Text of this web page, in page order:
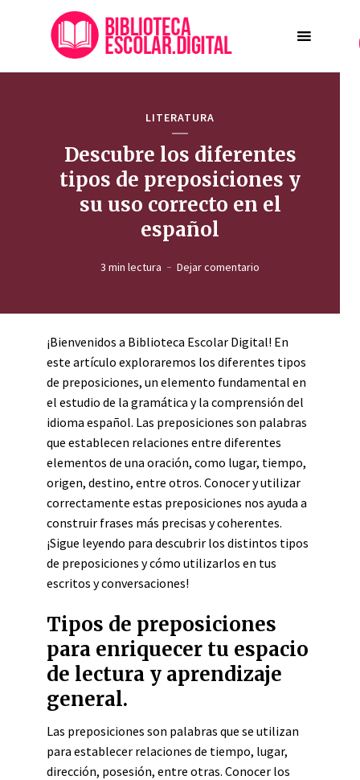
LITERATURA
Descubre los diferentes
tipos de preposiciones y
su uso correcto en el
español
3 min lectura Dejar comentario
¡Bienvenidos a Biblioteca Escolar Digital! En
este artículo exploraremos los diferentes tipos
de preposiciones, un elemento fundamental en
el estudio de la gramática y la comprensión del
idioma español. Las preposiciones son palabras
que establecen relaciones entre diferentes
elementos de una oración, como lugar, tiempo,
origen, destino, entre otros. Conocer y utilizar
correctamente estas preposiciones nos ayuda a
construir frases más precisas y coherentes.
¡Sigue leyendo para descubrir los distintos tipos
de preposiciones y cómo utilizarlos en tus
escritos y conversaciones!
Tipos de preposiciones
para enriquecer tu espacio
de lectura y aprendizaje
general.
Las preposiciones son palabras que se utilizan
para establecer relaciones de tiempo, lugar,
dirección, posesión, entre otras. Conocer los